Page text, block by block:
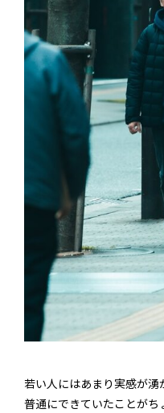
若い人にはあまり実感が湧
普通にできていたことがち